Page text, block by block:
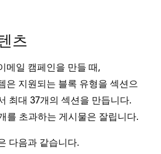
츠
메일 캠페인을 만들 때,
은 지원되는 블록 유형을 섹션으
최대 37개의 섹션을 만듭니다.
를 초과하는 게시물은 잘립니다.
다음과 같습니다.